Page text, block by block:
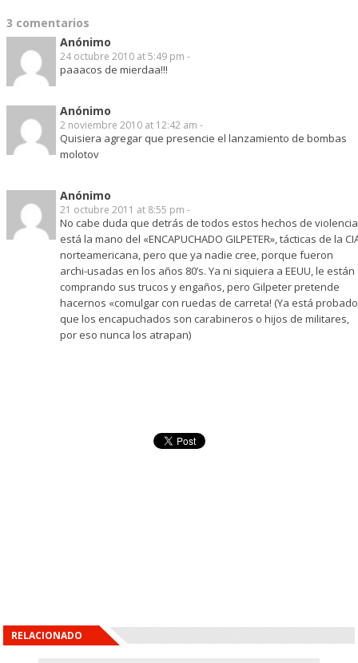
3 comentarios
Anónimo
24 octubre 2010 at 5:49 pm -
paaacos de mierdaa!!!
Anónimo
2 noviembre 2010 at 12:42 am -
Quisiera agregar que presencie el lanzamiento de bombas
molotov
Anónimo
21 octubre 2011 at 8:55 pm -
No cabe duda que detrás de todos estos hechos de
está la mano del «ENCAPUCHADO GILPETER», tácticas de la
norteamericana, pero que ya nadie cree, porque fueron
archi-usadas en los años 80’s. Ya ni siquiera a EEUU, le están
comprando sus trucos y engaños, pero Gilpeter pretende
hacernos «comulgar con ruedas de carreta! (Ya está
que los encapuchados son carabineros o hijos de militares,
por eso nunca los atrapan)
RELACIONADO